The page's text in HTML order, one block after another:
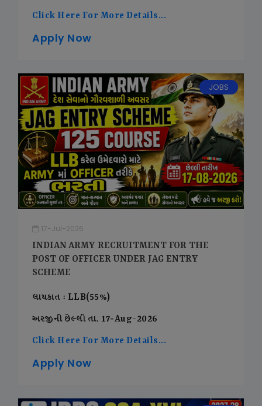
Click Here For More Details...
Apply Now
JOBS
17-Jul-2026
INDIAN ARMY RECRUITMENT FOR THE
POST OF OFFICER UNDER JAG ENTRY
SCHEME
લાયકાત : LLB(55%)
અરજીની છેલ્લી તા. 17-Aug-2026
Click Here For More Details...
Apply Now